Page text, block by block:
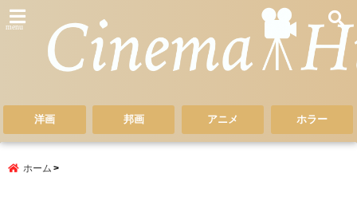
menu
洋画 邦画 アニメ ホラー
ホーム